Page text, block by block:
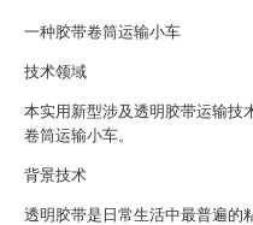
一种胶带卷筒运输小车
技术领域
本实用新型涉及透明胶带运输技
卷筒运输小车。
背景技术
透明胶带是日常生活中最普遍的